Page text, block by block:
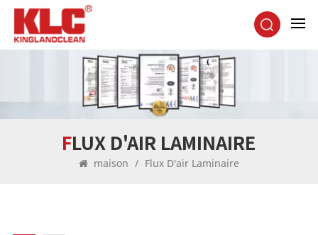
FLUX D'AIR LAMINAIRE
maison / Flux D'air Laminaire